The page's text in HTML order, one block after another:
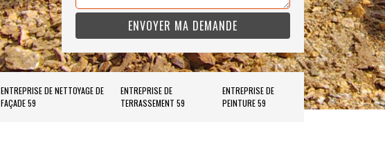
ENTREPRISE DE NETTOYAGE DE
FAÇADE 59
ENTREPRISE DE
TERRASSEMENT 59
ENTREPRISE DE
PEINTURE 59